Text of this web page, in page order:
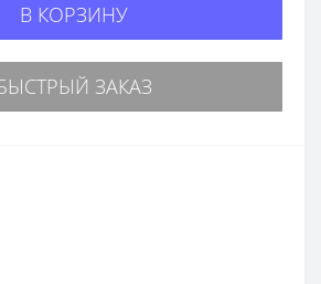
В КОРЗИНУ
ЗАКАЗ